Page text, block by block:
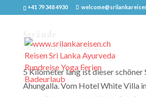
+41 79 348 4930
Strände
Land und Leute,Strände
5 Kilometer lang ist dieser schöner
Ahungalla. Vom Hotel White Villa